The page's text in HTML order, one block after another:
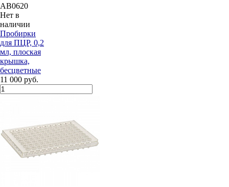
AB0620
Нет в
наличии
Пробирки
для ПЦР, 0,2
мл, плоская
крышка,
бесцветные
11 000 руб.